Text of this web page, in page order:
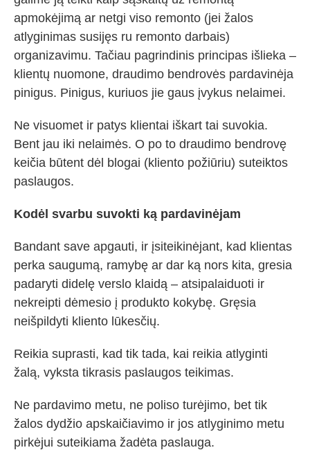
apmokėjimą ar netgi viso remonto (jei žalos
atlyginimas susijęs ru remonto darbais)
organizavimu. Tačiau pagrindinis principas išlieka –
klientų nuomone, draudimo bendrovės pardavinėja
pinigus. Pinigus, kuriuos jie gaus įvykus nelaimei.
Ne visuomet ir patys klientai iškart tai suvokia.
Bent jau iki nelaimės. O po to draudimo bendrovę
keičia būtent dėl blogai (kliento požiūriu) suteiktos
paslaugos.
Kodėl svarbu suvokti ką pardavinėjam
Bandant save apgauti, ir įsiteikinėjant, kad klientas
perka saugumą, ramybę ar dar ką nors kita, gresia
padaryti didelę verslo klaidą – atsipalaiduoti ir
nekreipti dėmesio į produkto kokybę. Gręsia
neišpildyti kliento lūkesčių.
Reikia suprasti, kad tik tada, kai reikia atlyginti
žalą, vyksta tikrasis paslaugos teikimas.
Ne pardavimo metu, ne poliso turėjimo, bet tik
žalos dydžio apskaičiavimo ir jos atlyginimo metu
pirkėjui suteikiama žadėta paslauga.